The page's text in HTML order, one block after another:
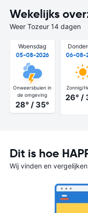
Wekelijks
Weer Tozeur 14 dagen
Woensdag
05-08-2026
Onweersbuien in
de omgeving
28° / 35°
06-08-
Zonnig/
26° /
Dit is hoe
Wij vinden en